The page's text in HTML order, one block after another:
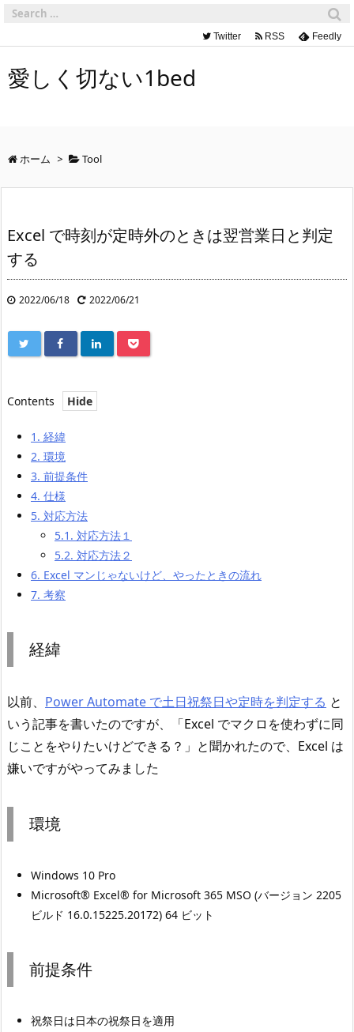
Twitter RSS Feedly
愛しく切ない1bed
ホーム > Tool
Excel で時刻が定時外のときは翌営業日と判定
する
2022/06/18 2022/06/21
Contents
1. 経緯
2. 環境
3. 前提条件
4. 仕様
5. 対応方法
5.1. 対応方法１
5.2. 対応方法２
6. Excel マンじゃないけど、やったときの流れ
7. 考察
経緯
以前、 Power Automate で土日祝祭日や定時を判定する と
いう記事を書いたのですが、「Excel でマクロを使わずに同
じことをやりたいけどできる？」と聞かれたので、Excel は
嫌いですがやってみました
環境
Windows 10 Pro
Microsoft® Excel® for Microsoft 365 MSO (バージョン 2205
ビルド 16.0.15225.20172) 64 ビット
前提条件
祝祭日は日本の祝祭日を適用